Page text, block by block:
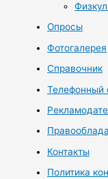
Опросы
Фотогалерея
Справочник
Телефонный
Контакты
Политика